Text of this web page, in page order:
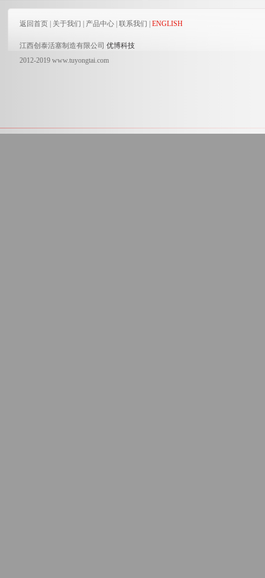
返回首页 关于我们 产品中心 联系我们 ENGLISH
江西创泰活塞制造有限公司 优博科技
2012-2019 www.tuyongtai.com